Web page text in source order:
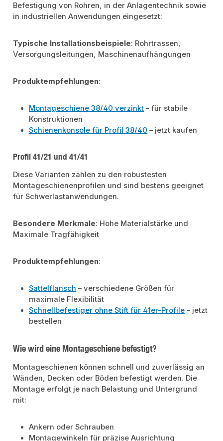
Befestigung von Rohren, in der Anlagentechnik sowie
in industriellen Anwendungen eingesetzt:
Typische Installationsbeispiele: Rohrtrassen,
Versorgungsleitungen, Maschinenaufhängungen
Produktempfehlungen:
Montageschiene 38/40 verzinkt – für stabile
Konstruktionen
Schienenkonsole für Profil 38/40 – jetzt kaufen
Profil 41/21 und 41/41
Diese Varianten zählen zu den robustesten
Montageschienenprofilen und sind bestens geeignet
für Schwerlastanwendungen.
Besondere Merkmale: Hohe Materialstärke und
Maximale Tragfähigkeit
Produktempfehlungen:
Sattelflansch – verschiedene Größen für
maximale Flexibilität
Schnellbefestiger ohne Stift für 41er-Profile – jetzt
bestellen
Wie wird eine Montageschiene befestigt?
Montageschienen können schnell und zuverlässig an
Wänden, Decken oder Böden befestigt werden. Die
Montage erfolgt je nach Belastung und Untergrund
mit:
Ankern oder Schrauben
Montagewinkeln für präzise Ausrichtung